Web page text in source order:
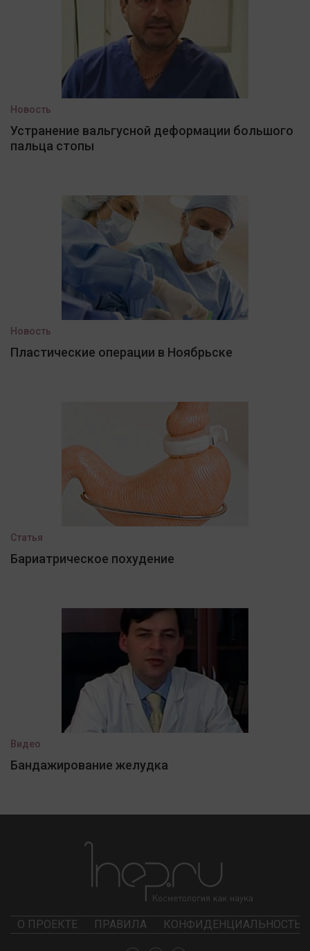
Новость
Устранение вальгусной деформации большого
пальца стопы
Новость
Пластические операции в Ноябрьске
Статья
Бариатрическое похудение
Видео
Бандажирование желудка
О ПРОЕКТЕ ПРАВИЛА КОНФИДЕНЦИАЛЬНОСТЬ